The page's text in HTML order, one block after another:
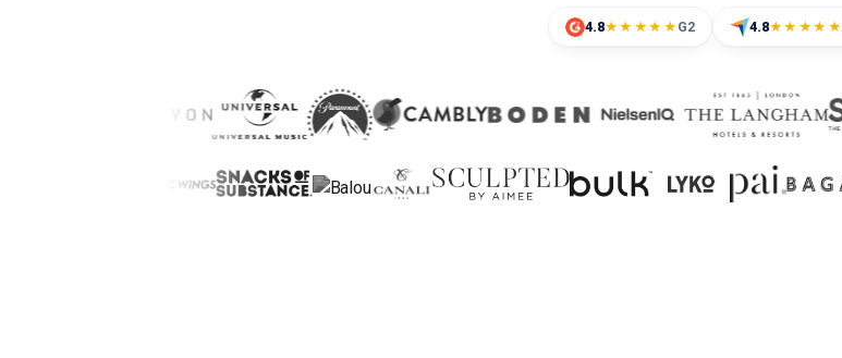
4.8★★★★★ G2 4.8★★★★★